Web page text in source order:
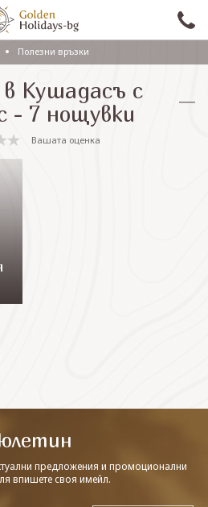
Полезни връзки
в Кушадасъ с
- 7 нощувки
Вашата оценка
предложения и промоционални
впишете своя имейл.